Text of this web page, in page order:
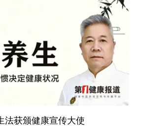
法获颁健康宣传大使